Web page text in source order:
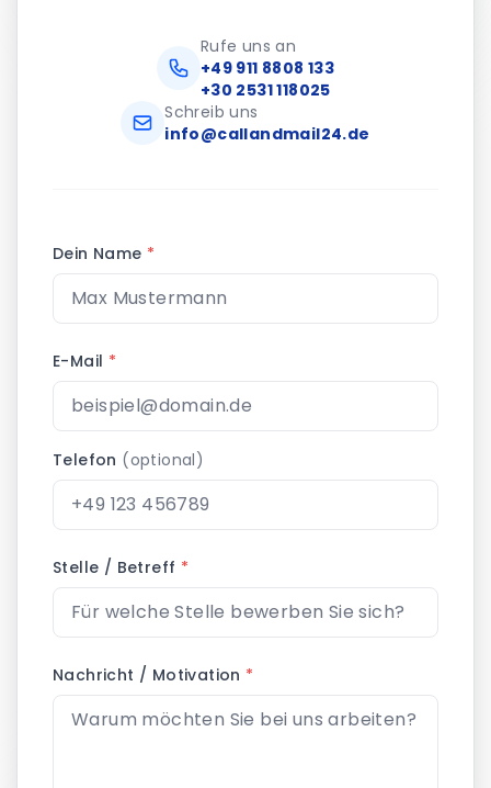
Rufe uns an
+49 911 8808 133
+30 2531 118025
Schreib uns
info@callandmail24.de
Dein Name *
E-Mail *
Telefon (optional)
Stelle / Betreff *
Nachricht / Motivation *